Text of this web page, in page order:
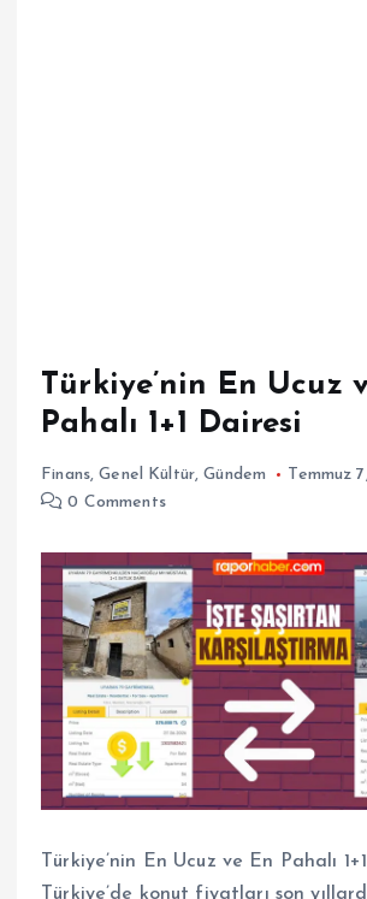
Türkiye’nin En Ucuz
Pahalı 1+1 Dairesi
Finans,Genel Kültür,Gündem
Temmuz
0 Comments
Türkiye’nin En Ucuz ve En Pahalı
Türkiye’de konut fiyatları son